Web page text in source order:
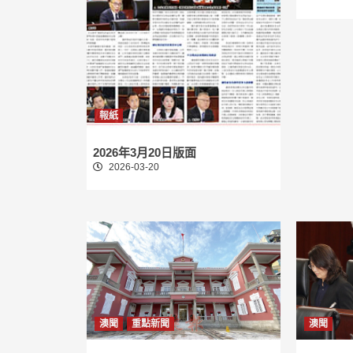
報紙
2026年3月20日版面
2026-03-20
澳聞 重點新聞 澳聞